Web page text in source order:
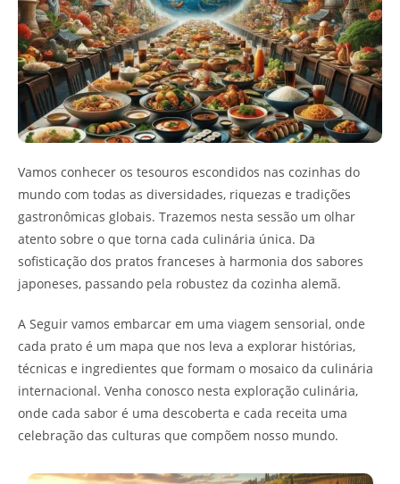
Vamos conhecer os tesouros escondidos nas cozinhas do
mundo com todas as diversidades, riquezas e tradições
gastronômicas globais. Trazemos nesta sessão um olhar
atento sobre o que torna cada culinária única. Da
sofisticação dos pratos franceses à harmonia dos sabores
japoneses, passando pela robustez da cozinha alemã.
A Seguir vamos embarcar em uma viagem sensorial, onde
cada prato é um mapa que nos leva a explorar histórias,
técnicas e ingredientes que formam o mosaico da culinária
internacional. Venha conosco nesta exploração culinária,
onde cada sabor é uma descoberta e cada receita uma
celebração das culturas que compõem nosso mundo.